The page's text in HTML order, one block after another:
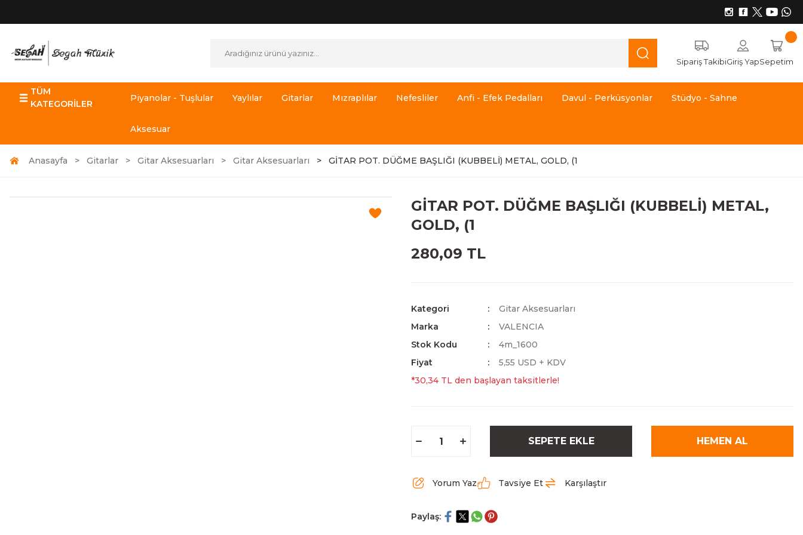
Sipariş TakibiGiriş YapSepetim
TÜM
KATEGORİLER
Piyanolar - Tuşlular Yaylılar Gitarlar Mızraplılar Nefesliler Anfi - Efek Pedalları Davul - Perküsyonlar Stüdyo - Sahne
Aksesuar
Anasayfa Gitarlar Gitar Aksesuarları Gitar Aksesuarları GİTAR POT. DÜĞME BAŞLIĞI (KUBBELİ) METAL, GOLD, (1
GİTAR POT. DÜĞME BAŞLIĞI (KUBBELİ) METAL,
GOLD, (1
280,09 TL
Kategori
Gitar Aksesuarları
Marka
VALENCIA
Stok Kodu
4m_1600
Fiyat
5,55 USD + KDV
*30,34 TL den başlayan taksitlerle!
SEPETE EKLE HEMEN AL
Yorum Yaz Tavsiye Et Karşılaştır
Paylaş: